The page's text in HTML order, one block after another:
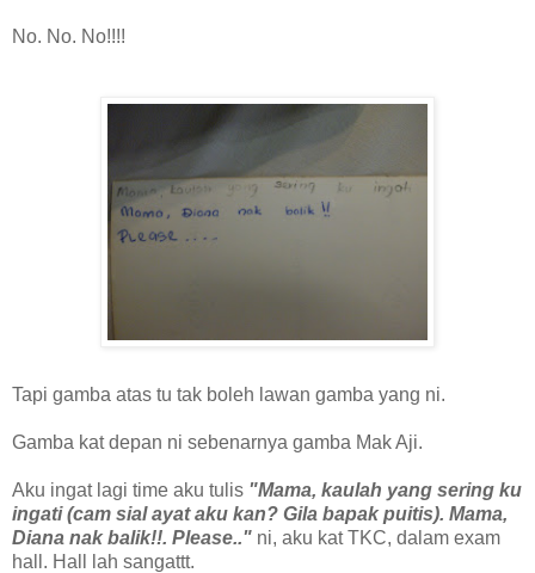
No. No. No!!!!
Tapi gamba atas tu tak boleh lawan gamba yang ni.
Gamba kat depan ni sebenarnya gamba Mak Aji.
Aku ingat lagi time aku tulis "Mama, kaulah yang sering ku
ingati (cam sial ayat aku kan? Gila bapak puitis). Mama,
Diana nak balik!!. Please.." ni, aku kat TKC, dalam exam
hall. Hall lah sangattt.